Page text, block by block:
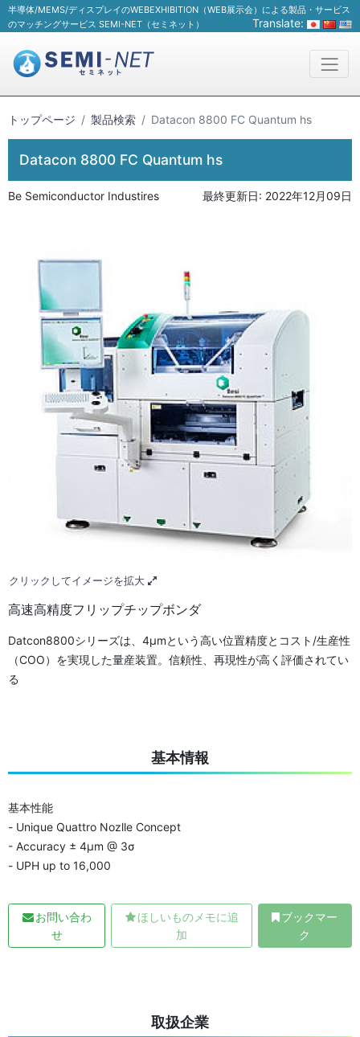
半導体/MEMS/ディスプレイのWEBEXHIBITION（WEB展示会）による製品・サービス
のマッチングサービス SEMI-NET（セミネット）
Translate:
トップページ 製品検索 Datacon 8800 FC Quantum hs
Datacon 8800 FC Quantum hs
Be Semiconductor Industires 最終更新日: 2022年12月09日
クリックしてイメージを拡大
高速高精度フリップチップボンダ
Datcon8800シリーズは、4μmという高い位置精度とコスト/生産性
（COO）を実現した量産装置。信頼性、再現性が高く評価されてい
る
基本情報
基本性能
- Unique Quattro Nozlle Concept
- Accuracy ± 4μm @ 3σ
- UPH up to 16,000
お問い合わ
せ
ほしいものメモに追
加
ブックマー
ク
取扱企業